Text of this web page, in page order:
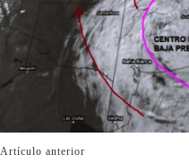
Artículo anterior